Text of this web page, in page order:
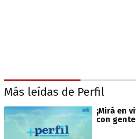
Más leídas de Perfil
¡Mirá en
con